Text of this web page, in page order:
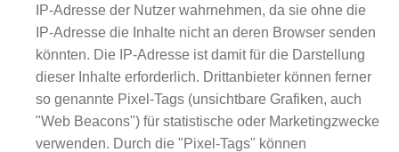
IP-Adresse der Nutzer wahrnehmen, da sie ohne die
IP-Adresse die Inhalte nicht an deren Browser senden
könnten. Die IP-Adresse ist damit für die Darstellung
dieser Inhalte erforderlich. Drittanbieter können ferner
so genannte Pixel-Tags (unsichtbare Grafiken, auch
"Web Beacons") für statistische oder Marketingzwecke
verwenden. Durch die "Pixel-Tags" können